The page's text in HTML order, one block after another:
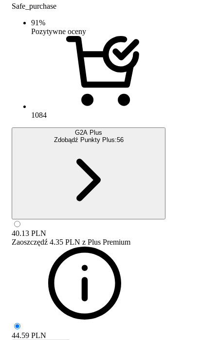
Safe_purchase
91%
Pozytywne oceny
1084
G2A Plus
Zdobądź Punkty Plus:56
40.13 PLN
Zaoszczędź 4.35 PLN z Plus Premium
44.59 PLN